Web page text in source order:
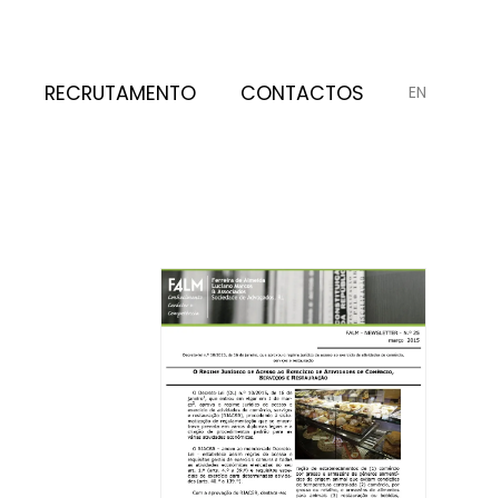
RECRUTAMENTO CONTACTOS EN